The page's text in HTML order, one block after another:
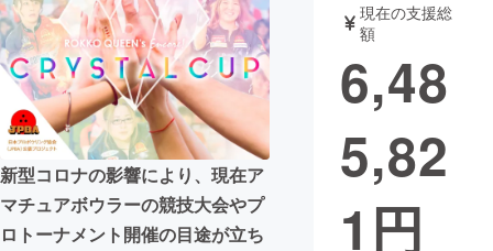
テクノロジー・ガジェット ゲーム・サ
映像・映画 書籍・雑誌
ビジネス・起業 チャレンジ
まちづくり・地域活性化
新型コロナの影響により、現在ア
マチュアボウラーの競技大会やプ
ロトーナメント開催の目途が立ち
現在の支援総
額
6,48
5,82
1 円